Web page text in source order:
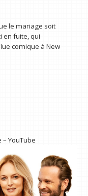
le mariage soit
en fuite, qui
comique à New
YouTube